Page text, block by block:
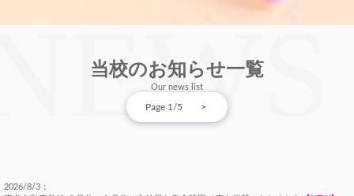
当校のお知らせ一覧
Our news list
Page 1/5 >
2026/8/3：